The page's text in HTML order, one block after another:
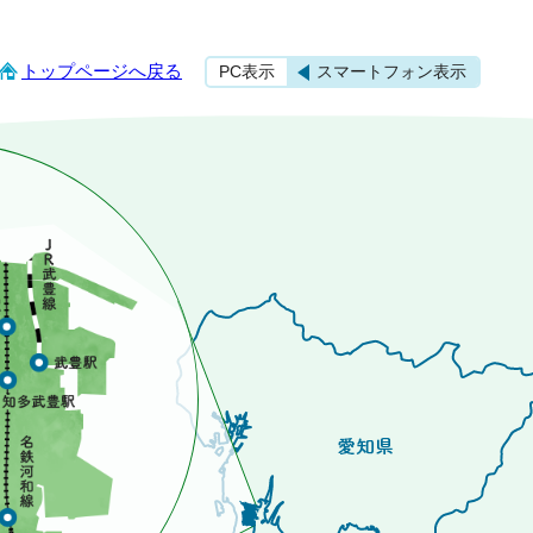
トップページへ戻る PC表示 スマートフォン表示